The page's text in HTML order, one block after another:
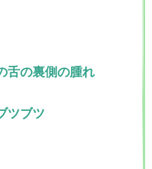
舌の裏側の腫れ
ツブツ